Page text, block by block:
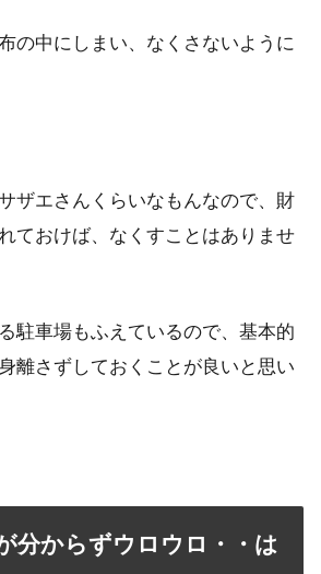
の中にしまい、なくさないように
ザエさんくらいなもんなので、財
ておけば、なくすことはありませ
駐車場もふえているので、基本的
離さずしておくことが良いと思い
分からずウロウロ・・は